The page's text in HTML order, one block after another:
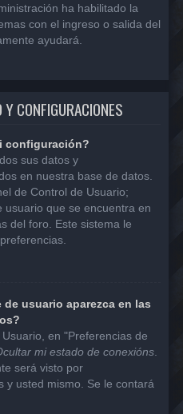
ha habilitado la
con el ingreso o salida del
ayudará.
CONFIGURACIONES
configuración?
sus datos y
en nuestra base de datos.
de Control de Usuario;
usuario que se encuentra en
del foro. Este sistema le
usuario aparezca en las
en "Preferencias de
mi estado de conexións
será visto por
y usted mismo. Se le contará